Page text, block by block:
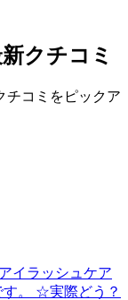
クチコミ
チコミをピックア
イラッシュケア
す。 ☆実際どう？